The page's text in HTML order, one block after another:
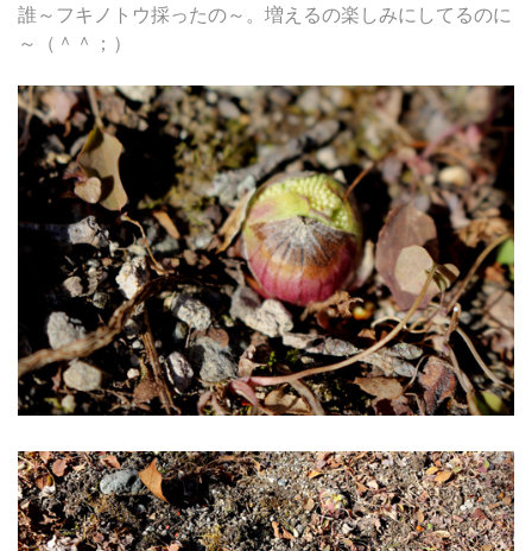
誰～フキノトウ採ったの～。増えるの楽しみにしてるのに
～（＾＾；）